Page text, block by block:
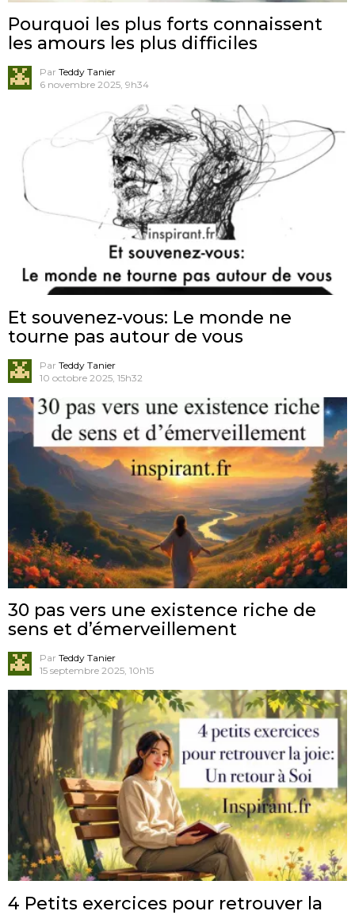
Pourquoi les plus forts connaissent
les amours les plus difficiles
Par Teddy Tanier
6 novembre 2025, 9h34
Et souvenez-vous: Le monde ne
tourne pas autour de vous
Par Teddy Tanier
10 octobre 2025, 15h32
30 pas vers une existence riche de
sens et d’émerveillement
Par Teddy Tanier
15 septembre 2025, 10h15
4 Petits exercices pour retrouver la